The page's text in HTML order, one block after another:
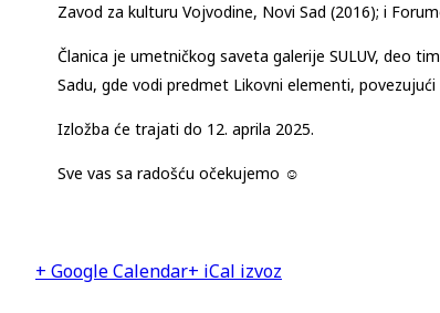
Zavod za kulturu Vojvodine, Novi Sad (2016); i
Članica je umetničkog saveta galerije SULUV, deo
Sadu, gde vodi predmet Likovni elementi,
Izložba će trajati do 12. aprila 2025.
Sve vas sa radošću očekujemo ☺
+ Google Calendar+ iCal izvoz